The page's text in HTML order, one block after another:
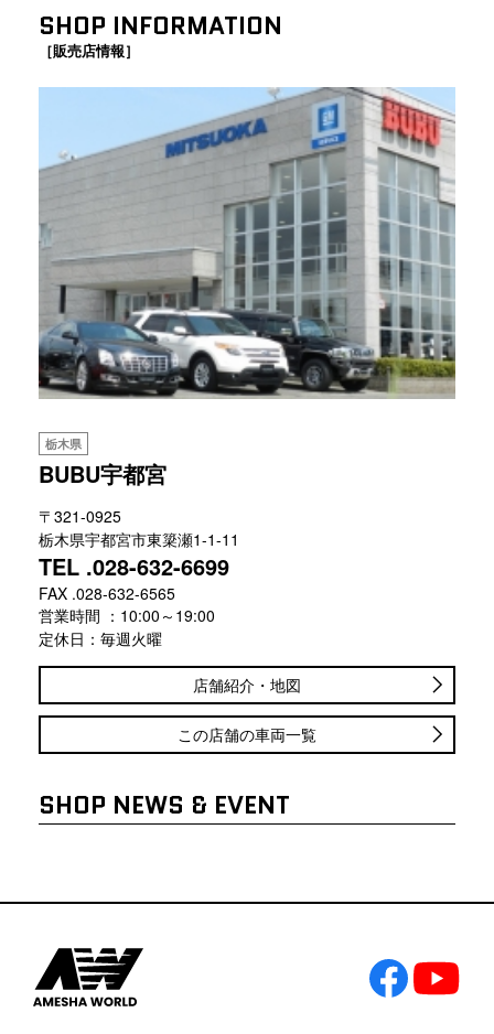
SHOP INFORMATION
［販売店情報］
栃木県
BUBU宇都宮
〒321-0925
栃木県宇都宮市東簗瀬1-1-11
TEL .028-632-6699
FAX .028-632-6565
営業時間 ：10:00～19:00
定休日：毎週火曜
店舗紹介・地図
この店舗の車両一覧
SHOP NEWS & EVENT